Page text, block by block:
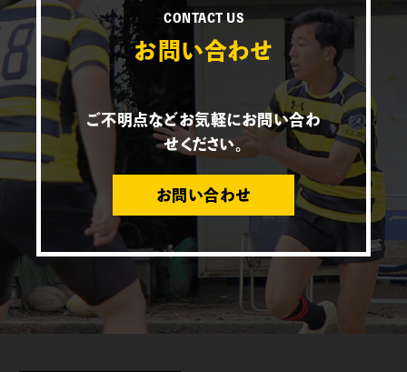
CONTACT US
お問い合わせ
ご不明点などお気軽にお問い合わ
せください。
お問い合わせ